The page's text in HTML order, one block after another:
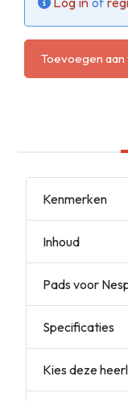
Toevoegen aan
Kenmerken
Inhoud
Pads voor
Specificaties
Kies deze